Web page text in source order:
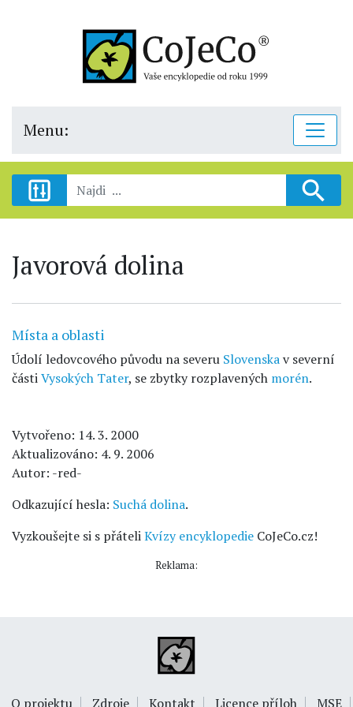
Menu:
Javorová dolina
Místa a oblasti
Údolí ledovcového původu na severu Slovenskav severní
částiVysokých Tater, se zbytky rozplavených morén.
Vytvořeno: 14. 3. 2000
Aktualizováno: 4. 9. 2006
Autor: -red-
Odkazující hesla: Suchá dolina.
Vyzkoušejte si s přáteliKvízy encyklopedie CoJeCo.cz!
Reklama:
O projektu Zdroje Kontakt Licence příloh MSE